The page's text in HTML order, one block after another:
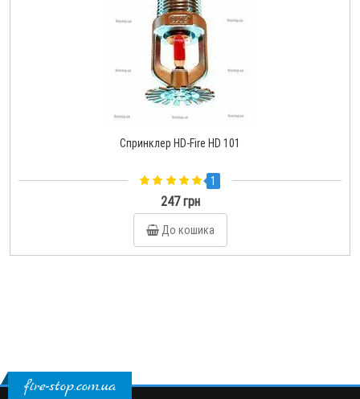
Спринклер HD-Fire HD 101
1
247 грн
До кошика
fire-stop.com.ua